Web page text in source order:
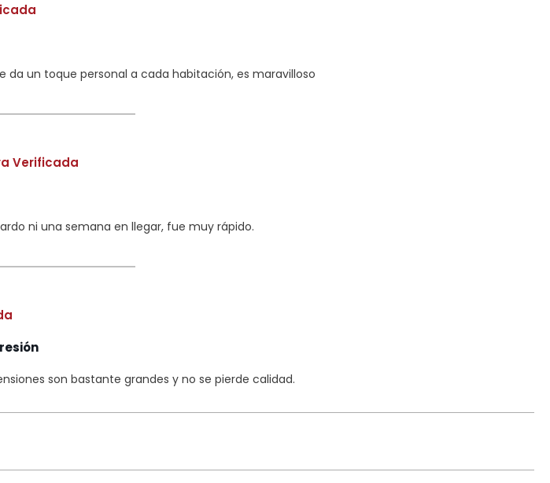
da un toque personal a cada habitación, es maravilloso
Verificada
ni una semana en llegar, fue muy rápido.
son bastante grandes y no se pierde calidad.